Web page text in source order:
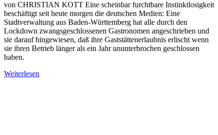
von CHRISTIAN KOTT Eine scheinbar furchtbare Instinktlosigkeit
beschäftigt seit heute morgen die deutschen Medien: Eine
Stadtverwaltung aus Baden-Württemberg hat alle durch den
Lockdown zwangsgeschlossenen Gastronomen angeschrieben und
sie darauf hingewiesen, daß ihre Gaststättenerlaubnis erlischt wenn
sie ihren Betrieb länger als ein Jahr ununterbrochen geschlossen
haben.
Weiterlesen